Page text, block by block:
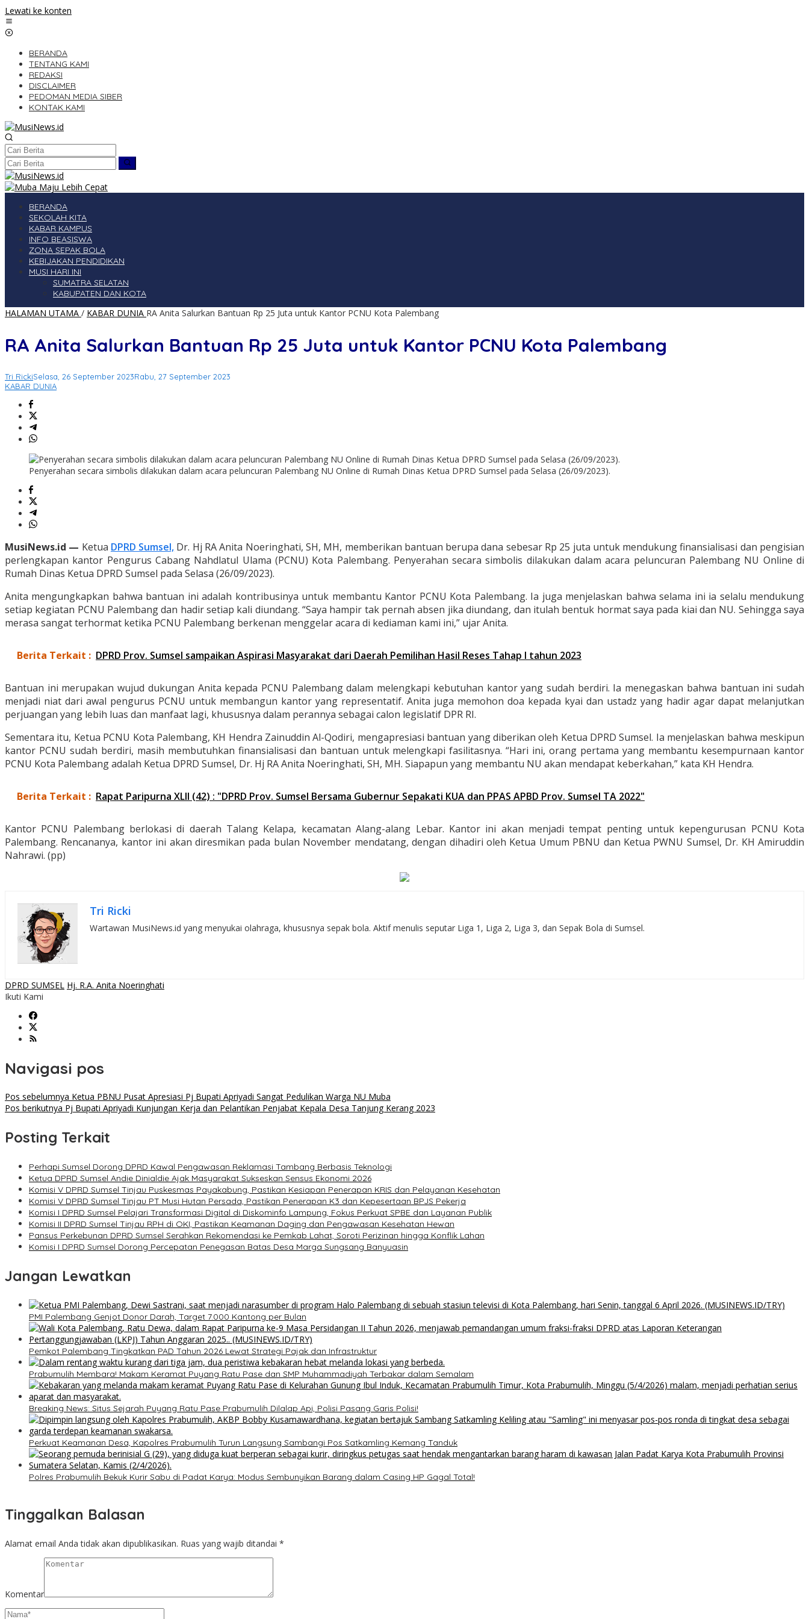
Lewati ke konten
BERANDA
TENTANG KAMI
REDAKSI
DISCLAIMER
PEDOMAN MEDIA SIBER
KONTAK KAMI
BERANDA
SEKOLAH KITA
KABAR KAMPUS
INFO BEASISWA
ZONA SEPAK BOLA
KEBIJAKAN PENDIDIKAN
MUSI HARI INI
SUMATRA SELATAN
KABUPATEN DAN KOTA
HALAMAN UTAMA / KABAR DUNIA RA Anita Salurkan Bantuan Rp 25 Juta untuk Kantor PCNU Kota Palembang
RA Anita Salurkan Bantuan Rp 25 Juta untuk Kantor PCNU Kota Palembang
Tri RickiSelasa, 26 September 2023Rabu, 27 September 2023
KABAR DUNIA
Penyerahan secara simbolis dilakukan dalam acara peluncuran Palembang NU Online di Rumah Dinas Ketua DPRD Sumsel pada Selasa (26/09/2023).
MusiNews.id — Ketua DPRD Sumsel, Dr. Hj RA Anita Noeringhati, SH, MH, memberikan bantuan berupa dana sebesar Rp 25 juta untuk mendukung finansialisasi dan pengisian
perlengkapan kantor Pengurus Cabang Nahdlatul Ulama (PCNU) Kota Palembang. Penyerahan secara simbolis dilakukan dalam acara peluncuran Palembang NU Online di
Rumah Dinas Ketua DPRD Sumsel pada Selasa (26/09/2023).
Anita mengungkapkan bahwa bantuan ini adalah kontribusinya untuk membantu Kantor PCNU Kota Palembang. Ia juga menjelaskan bahwa selama ini ia selalu mendukung
setiap kegiatan PCNU Palembang dan hadir setiap kali diundang. “Saya hampir tak pernah absen jika diundang, dan itulah bentuk hormat saya pada kiai dan NU. Sehingga saya
merasa sangat terhormat ketika PCNU Palembang berkenan menggelar acara di kediaman kami ini,” ujar Anita.
Berita Terkait : DPRD Prov. Sumsel sampaikan Aspirasi Masyarakat dari Daerah Pemilihan Hasil Reses Tahap I tahun 2023
Bantuan ini merupakan wujud dukungan Anita kepada PCNU Palembang dalam melengkapi kebutuhan kantor yang sudah berdiri. Ia menegaskan bahwa bantuan ini sudah
menjadi niat dari awal pengurus PCNU untuk membangun kantor yang representatif. Anita juga memohon doa kepada kyai dan ustadz yang hadir agar dapat melanjutkan
perjuangan yang lebih luas dan manfaat lagi, khususnya dalam perannya sebagai calon legislatif DPR RI.
Sementara itu, Ketua PCNU Kota Palembang, KH Hendra Zainuddin Al-Qodiri, mengapresiasi bantuan yang diberikan oleh Ketua DPRD Sumsel. Ia menjelaskan bahwa meskipun
kantor PCNU sudah berdiri, masih membutuhkan finansialisasi dan bantuan untuk melengkapi fasilitasnya. “Hari ini, orang pertama yang membantu kesempurnaan kantor
PCNU Kota Palembang adalah Ketua DPRD Sumsel, Dr. Hj RA Anita Noeringhati, SH, MH. Siapapun yang membantu NU akan mendapat keberkahan,” kata KH Hendra.
Berita Terkait : Rapat Paripurna XLII (42) : "DPRD Prov. Sumsel Bersama Gubernur Sepakati KUA dan PPAS APBD Prov. Sumsel TA 2022"
Kantor PCNU Palembang berlokasi di daerah Talang Kelapa, kecamatan Alang-alang Lebar. Kantor ini akan menjadi tempat penting untuk kepengurusan PCNU Kota
Palembang. Rencananya, kantor ini akan diresmikan pada bulan November mendatang, dengan dihadiri oleh Ketua Umum PBNU dan Ketua PWNU Sumsel, Dr. KH Amiruddin
Nahrawi. (pp)
Tri Ricki
Wartawan MusiNews.id yang menyukai olahraga, khususnya sepak bola. Aktif menulis seputar Liga 1, Liga 2, Liga 3, dan Sepak Bola di Sumsel.
DPRD SUMSEL Hj. R.A. Anita Noeringhati
Ikuti Kami
Navigasi pos
Pos sebelumnya Ketua PBNU Pusat Apresiasi Pj Bupati Apriyadi Sangat Pedulikan Warga NU Muba
Pos berikutnya Pj Bupati Apriyadi Kunjungan Kerja dan Pelantikan Penjabat Kepala Desa Tanjung Kerang 2023
Posting Terkait
Perhapi Sumsel Dorong DPRD Kawal Pengawasan Reklamasi Tambang Berbasis Teknologi
Ketua DPRD Sumsel Andie Dinialdie Ajak Masyarakat Sukseskan Sensus Ekonomi 2026
Komisi V DPRD Sumsel Tinjau Puskesmas Payakabung, Pastikan Kesiapan Penerapan KRIS dan Pelayanan Kesehatan
Komisi V DPRD Sumsel Tinjau PT Musi Hutan Persada, Pastikan Penerapan K3 dan Kepesertaan BPJS Pekerja
Komisi I DPRD Sumsel Pelajari Transformasi Digital di Diskominfo Lampung, Fokus Perkuat SPBE dan Layanan Publik
Komisi II DPRD Sumsel Tinjau RPH di OKI, Pastikan Keamanan Daging dan Pengawasan Kesehatan Hewan
Pansus Perkebunan DPRD Sumsel Serahkan Rekomendasi ke Pemkab Lahat, Soroti Perizinan hingga Konflik Lahan
Komisi I DPRD Sumsel Dorong Percepatan Penegasan Batas Desa Marga Sungsang Banyuasin
Jangan Lewatkan
PMI Palembang Genjot Donor Darah, Target 7.000 Kantong per Bulan
Pemkot Palembang Tingkatkan PAD Tahun 2026 Lewat Strategi Pajak dan Infrastruktur
Prabumulih Membara! Makam Keramat Puyang Ratu Pase dan SMP Muhammadiyah Terbakar dalam Semalam
Breaking News: Situs Sejarah Puyang Ratu Pase Prabumulih Dilalap Api, Polisi Pasang Garis Polisi!
Perkuat Keamanan Desa, Kapolres Prabumulih Turun Langsung Sambangi Pos Satkamling Kemang Tanduk
Polres Prabumulih Bekuk Kurir Sabu di Padat Karya: Modus Sembunyikan Barang dalam Casing HP Gagal Total!
Tinggalkan Balasan
Alamat email Anda tidak akan dipublikasikan. Ruas yang wajib ditandai *
Komentar